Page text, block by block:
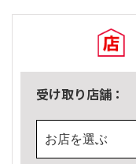
受け取り店舗：
お店を選ぶ